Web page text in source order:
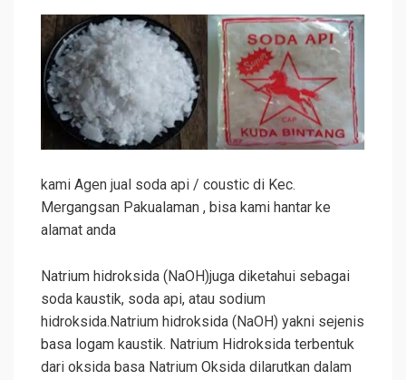
kami Agen jual soda api / coustic di Kec.
Mergangsan Pakualaman , bisa kami hantar ke
alamat anda
Natrium hidroksida (NaOH)juga diketahui sebagai
soda kaustik, soda api, atau sodium
hidroksida.Natrium hidroksida (NaOH) yakni sejenis
basa logam kaustik. Natrium Hidroksida terbentuk
dari oksida basa Natrium Oksida dilarutkan dalam